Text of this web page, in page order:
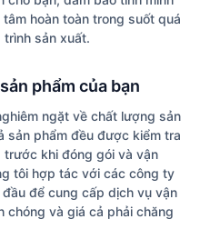
hoàn toàn trong suốt quá
trình sản xuất.
phẩm của bạn
ngặt về chất lượng sản
sản phẩm đều được kiểm tra
trước khi đóng gói và vận
tôi hợp tác với các công ty
đầu để cung cấp dịch vụ vận
chóng và giá cả phải chăng